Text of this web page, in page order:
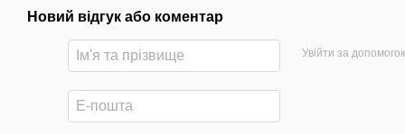
Новий відгук або коментар
Увійти за